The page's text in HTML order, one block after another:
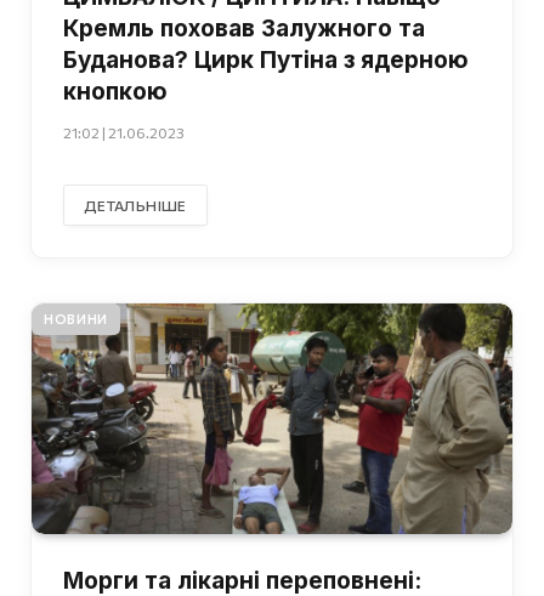
Кремль поховав Залужного та
Буданова? Цирк Путіна з ядерною
кнопкою
21:02 | 21.06.2023
ДЕТАЛЬНІШЕ
НОВИНИ
Морги та лікарні переповнені: